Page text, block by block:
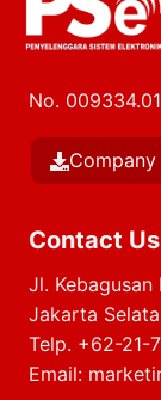
No.
Contact Us
Jl. Kebagusan
Jakarta
Telp. +62-21-
Email: